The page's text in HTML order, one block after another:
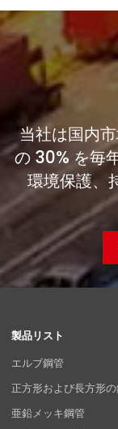
当社は国内
の 30% を毎
環境保護、
製品リスト
エルブ鋼管
正方形および長方形
亜鉛メッキ鋼管